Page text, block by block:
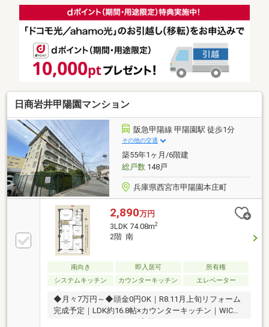
日商岩井甲陽園マンション
阪急甲陽線 甲陽園駅 徒歩1分
その他の交通
築55年1ヶ月/6階建
総戸数148戸
兵庫県西宮市甲陽園本庄町
2,890万円
3LDK 74.08m2
2階 南
南向き 即入居可
所有権
システムキッチン
カウンターキッチン エレベーター
◆月々7万円～◆頭金0円OK｜R8.11月上旬リフォーム
完成予定｜LDK約16.8帖×カウンターキッチン｜WIC・
ファミリークローゼット完備